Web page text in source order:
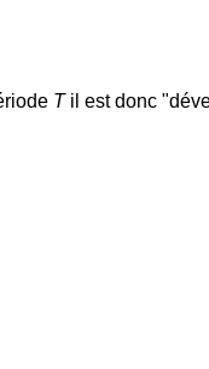
Til est donc